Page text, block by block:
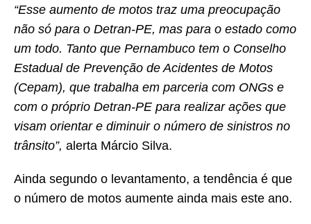
“Esse aumento de motos traz uma preocupação
não só para o Detran-PE, mas para o estado como
um todo. Tanto que Pernambuco tem o Conselho
Estadual de Prevenção de Acidentes de Motos
(Cepam), que trabalha em parceria com ONGs e
com o próprio Detran-PE para realizar ações que
visam orientar e diminuir o número de sinistros no
trânsito”, alerta Márcio Silva.
Ainda segundo o levantamento, a tendência é que
o número de motos aumente ainda mais este ano.